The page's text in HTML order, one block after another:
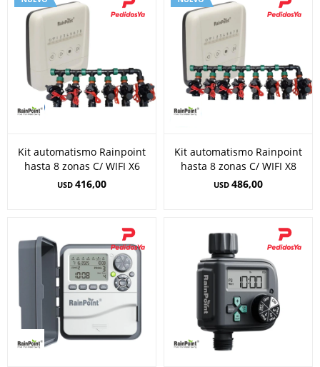
Kit automatismo Rainpoint
hasta 8 zonas C/ WIFI X6
USD 416,00
Kit automatismo Rainpoint
hasta 8 zonas C/ WIFI X8
USD 486,00